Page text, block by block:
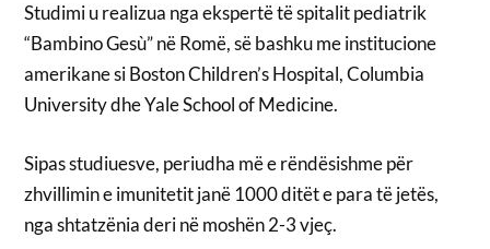
Studimi u realizua nga ekspertë të spitalit pediatrik
“Bambino Gesù” në Romë, së bashku me institucione
amerikane si Boston Children’s Hospital, Columbia
University dhe Yale School of Medicine.
Sipas studiuesve, periudha më e rëndësishme për
zhvillimin e imunitetit janë 1000 ditët e para të jetës,
nga shtatzënia deri në moshën 2-3 vjeç.